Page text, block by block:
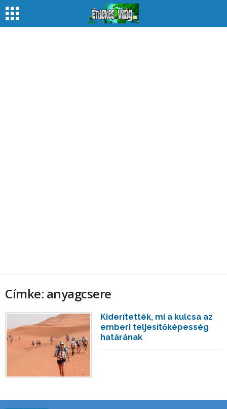
Címke: anyagcsere
Kiderítették, mi a kulcsa az
emberi teljesítőképesség
határának